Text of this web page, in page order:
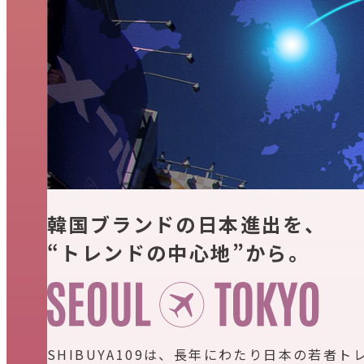
韓国ブランドの日本進出を、
“トレンドの中心地”から。
SHIBUYA109は、長年にわたり日本の若者ト